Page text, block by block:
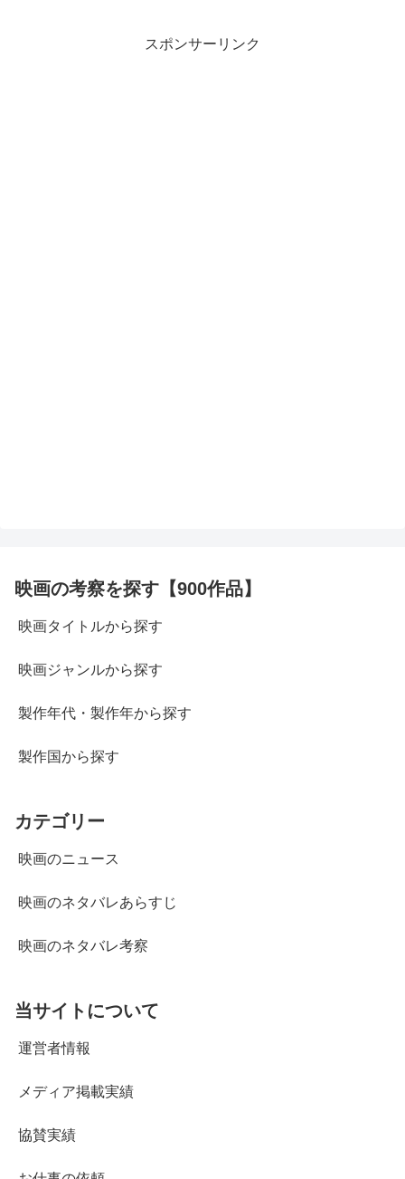
スポンサーリンク
映画の考察を探す【900作品】
映画タイトルから探す
映画ジャンルから探す
製作年代・製作年から探す
製作国から探す
カテゴリー
映画のニュース
映画のネタバレあらすじ
映画のネタバレ考察
当サイトについて
運営者情報
メディア掲載実績
協賛実績